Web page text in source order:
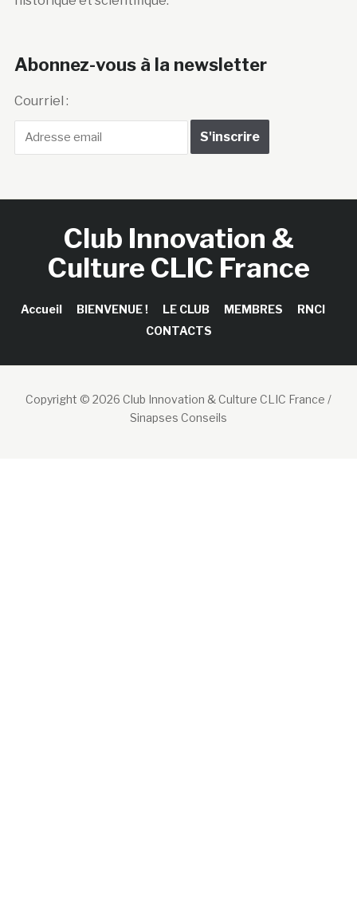
Abonnez-vous à la newsletter
Courriel :
Club Innovation &
Culture CLIC France
Accueil BIENVENUE ! LE CLUB MEMBRES
RNCI
CONTACTS
Copyright © 2026 Club Innovation & Culture CLIC France /
Sinapses Conseils